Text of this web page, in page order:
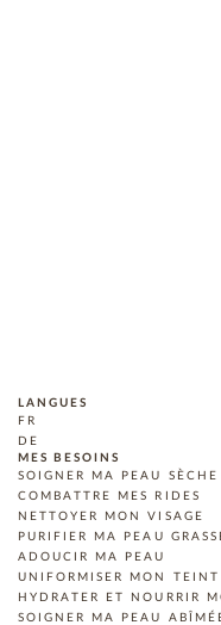
LANGUES
FR
DE
MES BESOINS
SOIGNER MA PEAU SÈCHE
COMBATTRE MES RIDES
NETTOYER MON VISAGE
PURIFIER MA PEAU
ADOUCIR MA PEAU
UNIFORMISER MON TEINT
HYDRATER ET NOURRIR
SOIGNER MA PEAU